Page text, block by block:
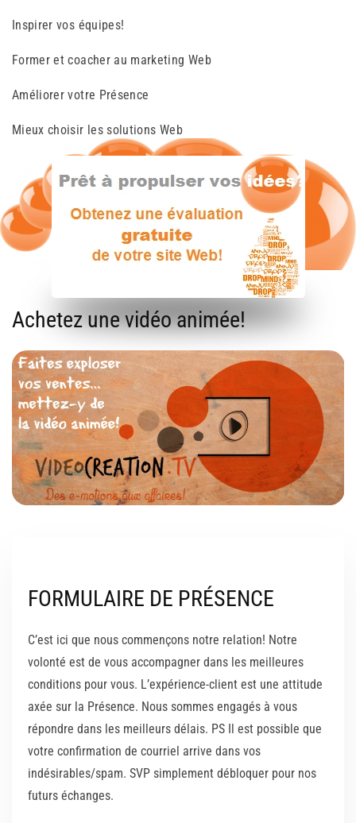
Inspirer vos équipes!
Former et coacher au marketing Web
Améliorer votre Présence
Mieux choisir les solutions Web
Achetez une vidéo animée!
FORMULAIRE DE PRÉSENCE
C’est ici que nous commençons notre relation! Notre
volonté est de vous accompagner dans les meilleures
conditions pour vous. L’expérience-client est une attitude
axée sur la Présence. Nous sommes engagés à vous
répondre dans les meilleurs délais. PS Il est possible que
votre confirmation de courriel arrive dans vos
indésirables/spam. SVP simplement débloquer pour nos
futurs échanges.